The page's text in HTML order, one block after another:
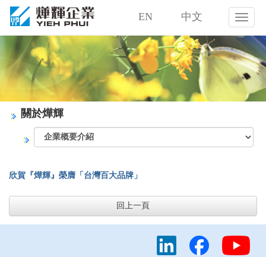
燁
輝
企
業
股
份
有
限
司
EN 中文
關於燁輝
欣賀『燁輝』榮膺「台灣百大品牌」
回上一頁